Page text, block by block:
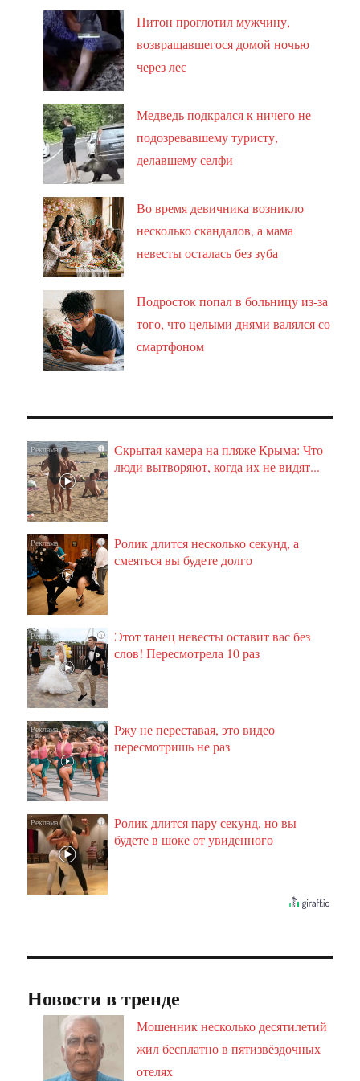
Питон проглотил мужчину,
возвращавшегося домой ночью
через лес
Медведь подкрался к ничего не
подозревавшему туристу,
делавшему селфи
Во время девичника возникло
несколько скандалов, а мама
невесты осталась без зуба
Подросток попал в больницу из-за
того, что целыми днями валялся со
смартфоном
i
Скрытая камера на пляже Крыма: Что
люди вытворяют, когда их не видят...
i
Ролик длится несколько секунд, а
смеяться вы будете долго
i
Этот танец невесты оставит вас без
слов! Пересмотрела 10 раз
i
Ржу не переставая, это видео
пересмотришь не раз
i
Ролик длится пару секунд, но вы
будете в шоке от увиденного
Новости в тренде
Мошенник несколько десятилетий
жил бесплатно в пятизвёздочных
отелях